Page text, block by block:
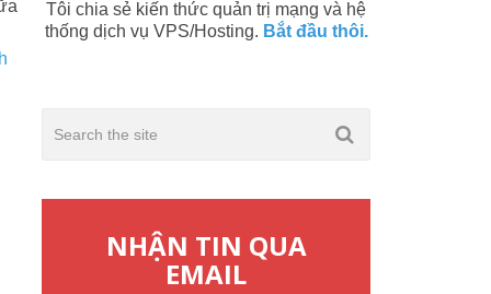
Tôi chia sẻ kiến thức quản trị mạng và hệ
thống dịch vụ VPS/Hosting. Bắt đầu thôi.
NHẬN TIN QUA
EMAIL